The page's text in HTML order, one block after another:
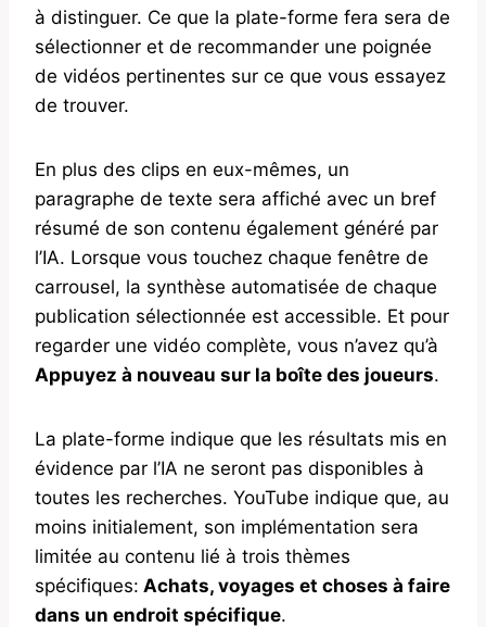
à distinguer. Ce que la plate-forme fera sera de
sélectionner et de recommander une poignée
de vidéos pertinentes sur ce que vous essayez
de trouver.
En plus des clips en eux-mêmes, un
paragraphe de texte sera affiché avec un bref
résumé de son contenu également généré par
l’IA. Lorsque vous touchez chaque fenêtre de
carrousel, la synthèse automatisée de chaque
publication sélectionnée est accessible. Et pour
regarder une vidéo complète, vous n’avez qu’à
Appuyez à nouveau sur la boîte des joueurs.
La plate-forme indique que les résultats mis en
évidence par l’IA ne seront pas disponibles à
toutes les recherches. YouTube indique que, au
moins initialement, son implémentation sera
limitée au contenu lié à trois thèmes
spécifiques: Achats, voyages et choses à faire
dans un endroit spécifique.